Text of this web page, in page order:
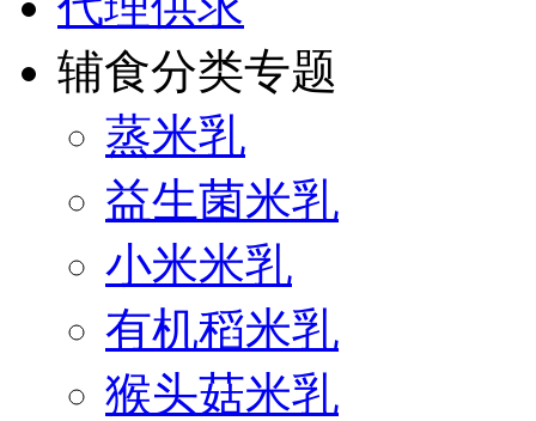
辅食分类专题
蒸米乳
益生菌米乳
小米米乳
有机稻米乳
猴头菇米乳